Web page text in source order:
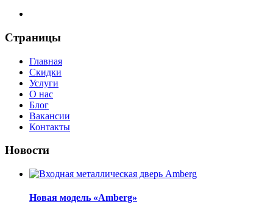
Страницы
Главная
Скидки
Услуги
О нас
Блог
Вакансии
Контакты
Новости
Новая модель «Amberg»